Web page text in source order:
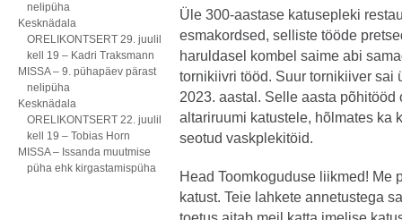
nelipüha
Kesknädala
ORELIKONTSERT 29. juulil
kell 19 – Kadri Traksmann
MISSA – 9. pühapäev pärast
nelipüha
Kesknädala
ORELIKONTSERT 22. juulil
kell 19 – Tobias Horn
MISSA – Issanda muutmise
püha ehk kirgastamispüha
Üle 300-aastase katusepleki
esmakordsed, selliste tööde
haruldasel kombel saime abi
tornikiivri tööd. Suur tornikiiver sai
2023. aastal. Selle aasta
altariruumi katustele, hõlmates ka
seotud vaskplekitöid.
Head Toomkoguduse liikmed! Me
katust. Teie lahkete annetustega